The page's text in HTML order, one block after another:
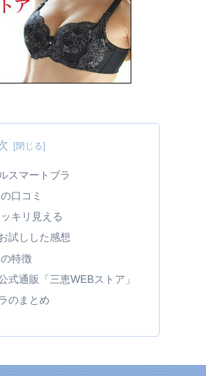
スマートブラ
口コミ
キリ見える
試しした感想
特徴
式通販「三恵WEBストア」
のまとめ